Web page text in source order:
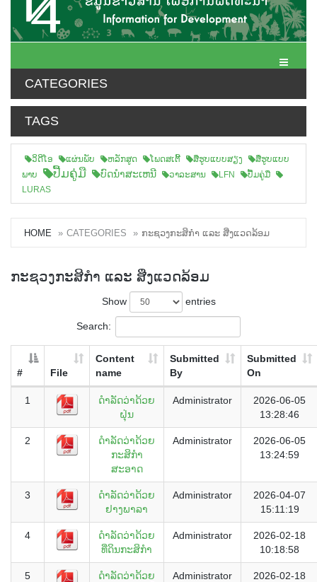
Toggle
CATEGORIES
TAGS
ວິດີໂອ ແຜ່ນພັບ ຫລັກສູດ ໂພດສເຕີ້ ສືຮູບແບບສຽງ
ສື່ຮູບແບບ
ພາບ
ປື້ມຄູ່ມື ບົດນຳສະເຫນີ ວາລະສານ LFN
ປື້ມຄູ່ມື
LURAS
HOME CATEGORIES ກະຊວງກະສິກຳ ແລະ ສີ່ງແວດລ້ອມ
ກະຊວງກະສິກຳ ແລະ ສີ່ງແວດລ້ອມ
Show entries
Search:
# File
Content
name
Submitted
By
Submitted
On
1
ດຳລັດວ່າດ້ວຍ
ຝຸ່ນ
Administrator
2026-06-05
13:28:46
2
ດໍາລັດວ່າດ້ວຍ
ກະສິກຳ
ສະອາດ
Administrator
2026-06-05
13:24:59
3
ດໍາລັດວ່າດ້ວຍ
ຢາງພາລາ
Administrator
2026-04-07
15:11:19
4
ດໍາລັດວ່າດ້ວຍ
ທີ່ດິນກະສິກຳ
Administrator
2026-02-18
10:18:58
5
ດໍາລັດວ່າດ້ວຍ
Administrator
2026-02-18